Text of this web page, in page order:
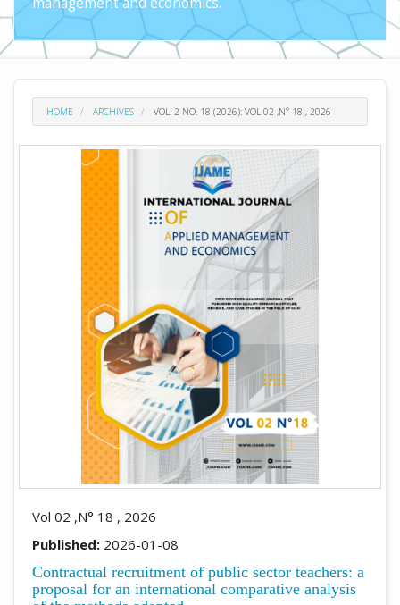
HOME ARCHIVES VOL. 2 NO. 18 (2026): VOL 02 ,N° 18 , 2026
Vol 02 ,N° 18 , 2026
Published: 2026-01-08
Contractual recruitment of public sector teachers: a
proposal for an international comparative analysis